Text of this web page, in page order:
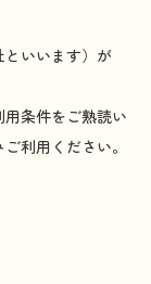
といいます）が
用条件をご熟読い
ご利用 ください。